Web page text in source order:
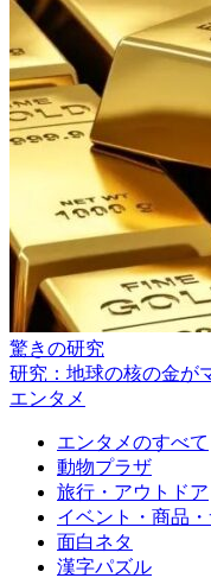
驚きの研究
研究：地球の核の金が
エンタメ
エンタメのすべて
動物プラザ
旅行・アウトドア
イベント・商品
面白ネタ
漢字パズル